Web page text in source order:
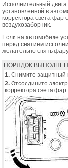
Исполнительный
установленной в
корректора света фар
воздухозаборник.
Если на автомобиле
перед снятием
желательно снять
ПОРЯДОК
1. Снимите защитный
2. Отсоедините
корректора света фар.